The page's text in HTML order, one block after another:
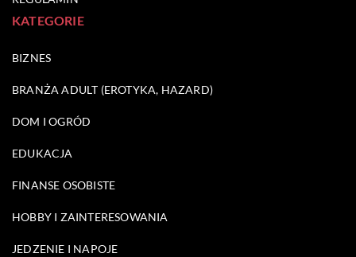
KATEGORIE
BIZNES
BRANŻA ADULT (EROTYKA, HAZARD)
DOM I OGRÓD
EDUKACJA
FINANSE OSOBISTE
HOBBY I ZAINTERESOWANIA
JEDZENIE I NAPOJE